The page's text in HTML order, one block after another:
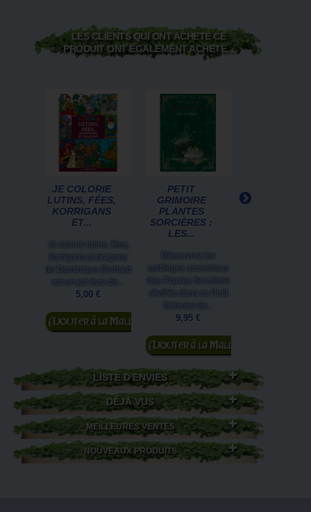
LES CLIENTS QUI ONT ACHETÉ CE
PRODUIT ONT ÉGALEMENT ACHETÉ...
JE COLORIE
LUTINS, FÉES,
KORRIGANS
ET...
Je colorie lutins, fées,
korrigans et dragons
de Dominique Ehrhard
est un joli livre de...
5,00 €
Ajouter au
panier
PETIT
GRIMOIRE
PLANTES
SORCIÈRES :
LES...
Découvrez les
sortilèges ancestraux
des Plantes Sorcières
révélés dans ce Petit
Grimoire de...
9,95 €
Ajouter au
panier
LISTE D'ENVIES
DÉJÀ VUS
MEILLEURES VENTES
NOUVEAUX PRODUITS